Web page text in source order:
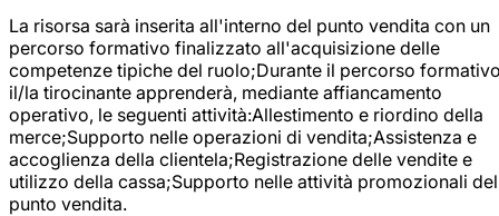
La risorsa sarà inserita all'interno del punto vendita con un
percorso formativo finalizzato all'acquisizione delle
competenze tipiche del ruolo;Durante il percorso
il/la tirocinante apprenderà, mediante affiancamento
operativo, le seguenti attività:Allestimento e riordino della
merce;Supporto nelle operazioni di vendita;Assistenza e
accoglienza della clientela;Registrazione delle vendite e
utilizzo della cassa;Supporto nelle attività promozionali del
punto vendita.